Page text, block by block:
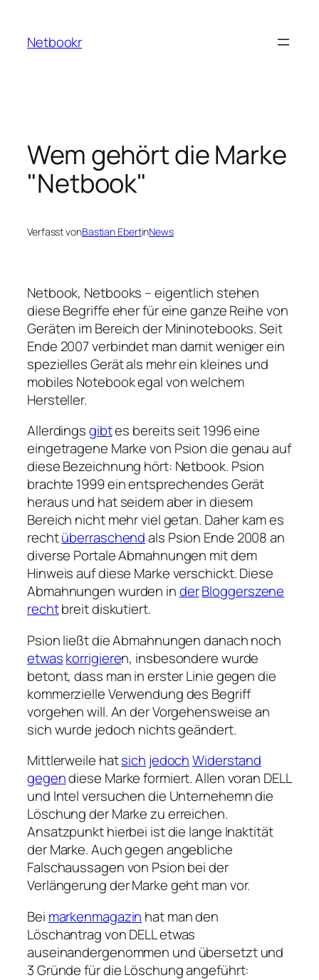
springen
Netbookr
Wem gehört die Marke
"Netbook"
Verfasst vonBastian EbertinNews
Netbook, Netbooks – eigentlich stehen
diese Begriffe eher für eine ganze Reihe von
Geräten im Bereich der Mininotebooks. Seit
Ende 2007 verbindet man damit weniger ein
spezielles Gerät als mehr ein kleines und
mobiles Notebook egal von welchem
Hersteller.
Allerdingsgibtes bereits seit 1996 eine
eingetragene Marke von Psion die genau auf
diese Bezeichnung hört: Netbook. Psion
brachte 1999 ein entsprechendes Gerät
heraus und hat seidem aber in diesem
Bereich nicht mehr viel getan. Daher kam es
rechtüberraschendals Psion Ende 2008 an
diverse Portale Abmahnungen mit dem
Hinweis auf diese Marke verschickt. Diese
Abmahnungen wurden inderBloggerszene
rechtbreit diskutiert.
Psion ließt die Abmahnungen danach noch
etwaskorrigieren, insbesondere wurde
betont, dass man in erster Linie gegen die
kommerzielle Verwendung des Begriff
vorgehen will. An der Vorgehensweise an
sich wurde jedoch nichts geändert.
Mittlerweile hatsich jedochWiderstand
gegendiese Marke formiert. Allen voran DELL
und Intel versuchen die Unternehemn die
Löschung der Marke zu erreichen.
Ansatzpunkt hierbei ist die lange Inaktität
der Marke. Auch gegen angebliche
Falschaussagen von Psion bei der
Verlängerung der Marke geht man vor.
Bei markenmagazin hat man den
Löschantrag von DELL etwas
auseinandergenommen und übersetzt und
3 Gründe für die Löschung angeführt: